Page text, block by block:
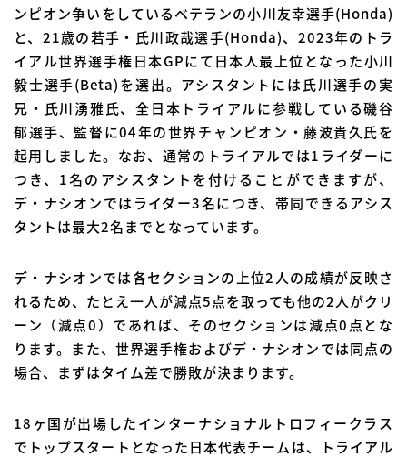
ンピオン争いをしているベテランの小川友幸選手(Honda)
と、21歳の若手・氏川政哉選手(Honda)、2023年のトラ
イアル世界選手権日本GPにて日本人最上位となった小川
毅士選手(Beta)を選出。アシスタントには氏川選手の実
兄・氏川湧雅氏、全日本トライアルに参戦している磯谷
郁選手、監督に04年の世界チャンピオン・藤波貴久氏を
起用しました。なお、通常のトライアルでは1ライダーに
つき、1名のアシスタントを付けることができますが、
デ・ナシオンではライダー3名につき、帯同できるアシス
タントは最大2名までとなっています。
デ・ナシオンでは各セクションの上位2人の成績が反映さ
れるため、たとえ一人が減点5点を取っても他の2人がクリ
ーン（減点0）であれば、そのセクションは減点0点とな
ります。また、世界選手権およびデ・ナシオンでは同点の
場合、まずはタイム差で勝敗が決まります。
18ヶ国が出場したインターナショナルトロフィークラス
でトップスタートとなった日本代表チームは、トライアル